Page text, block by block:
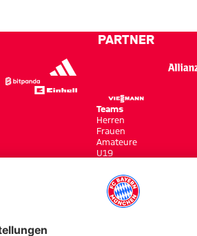
PARTNER
Teams
Herren
Frauen
Amateure
U19